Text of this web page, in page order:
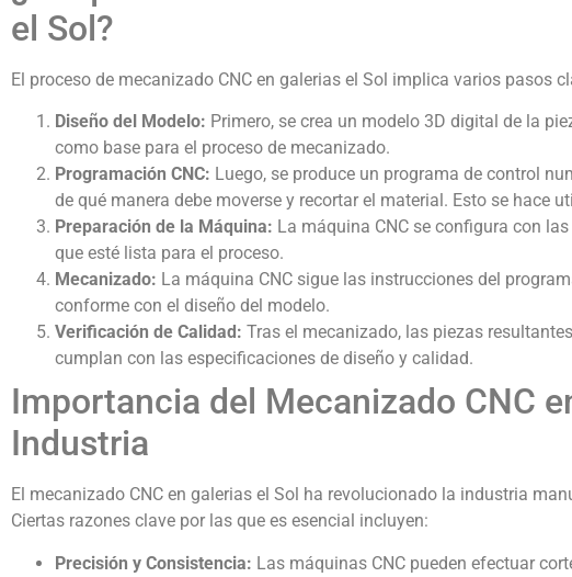
el Sol?
El proceso de mecanizado CNC en galerias el Sol implica varios pasos
Diseño del Modelo: Primero, se crea un modelo 3D digital de la
como base para el proceso de mecanizado.
Programación CNC: Luego, se produce un programa de control
de qué manera debe moverse y recortar el material. Esto se hace
Preparación de la Máquina: La máquina CNC se configura con
que esté lista para el proceso.
Mecanizado: La máquina CNC sigue las instrucciones del
conforme con el diseño del modelo.
Verificación de Calidad: Tras el mecanizado, las piezas
cumplan con las especificaciones de diseño y calidad.
Importancia del Mecanizado CNC
Industria
El mecanizado CNC en galerias el Sol ha revolucionado la industria
Ciertas razones clave por las que es esencial incluyen:
Precisión y Consistencia: Las máquinas CNC pueden efectuar